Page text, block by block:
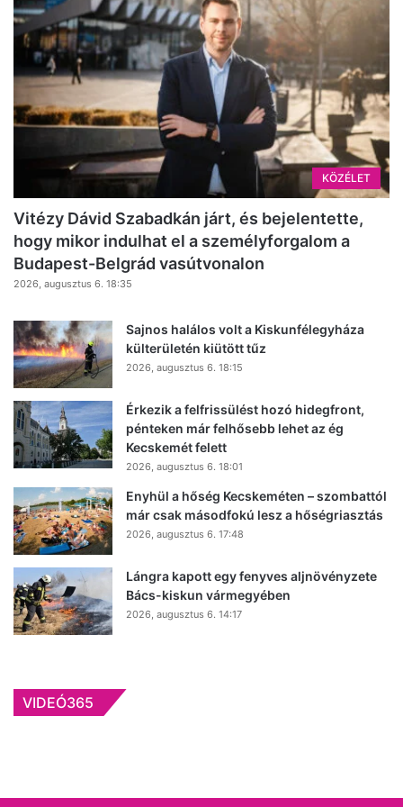
KÖZÉLET
Vitézy Dávid Szabadkán járt, és bejelentette,
hogy mikor indulhat el a személyforgalom a
Budapest-Belgrád vasútvonalon
2026, augusztus 6. 18:35
Sajnos halálos volt a Kiskunfélegyháza
külterületén kiütött tűz
2026, augusztus 6. 18:15
Érkezik a felfrissülést hozó hidegfront,
pénteken már felhősebb lehet az ég
Kecskemét felett
2026, augusztus 6. 18:01
Enyhül a hőség Kecskeméten – szombattól
már csak másodfokú lesz a hőségriasztás
2026, augusztus 6. 17:48
Lángra kapott egy fenyves aljnövényzete
Bács-kiskun vármegyében
2026, augusztus 6. 14:17
VIDEÓ365
2026, június 24. 10:33
Nem csak a vételár számít: ezt kérdezik
2026, május 14. 13:54
Először még Ausztriába készültek, végül a
szegedi Cédrus Liget győzte meg őket,
2026, április 8. 13:13
Miért hívják 10 napos mennyországnak az
2026, március 26. 10:02
A szegedi Cédrus Liget most kedvezményes